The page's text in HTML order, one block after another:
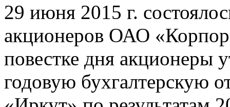
29 июня 2015 г.
акционеров ОАО
повестке дня акционеры
годовую бухгалтерскую